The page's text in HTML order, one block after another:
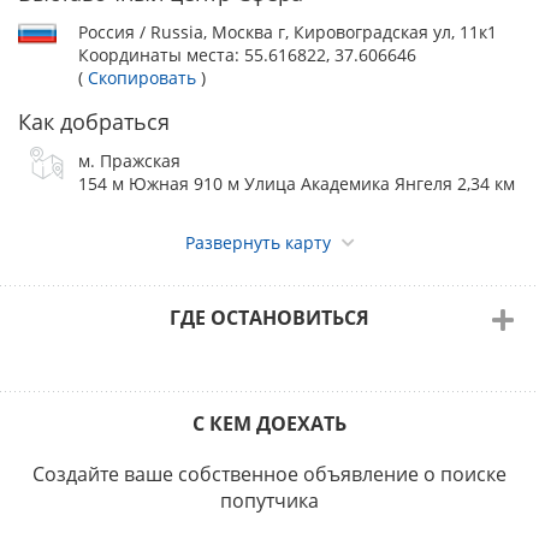
ШИ-ТЦУ ранг КЧК в КК – эксперт VICTOR ROMAN SANTOS
(Филиппины)
и породам:
САС 1 группы – Ольга Раннамяги, Елена Балажович
САС 9 группы – Александр Топорков
Ольга Раннамяги – 9 группа
Принимаются пожелания!
Согласно Выставочному положению РКФ, организаторы
оставляют за собой право замены эксперта.
Стоимость целевого выставочного взноса:
Россия / Russia, Москва г, Кировоградская ул, 11к1
Координаты места: 55.616822, 37.606646
( Скопировать )
Как добраться
м. Пражская
154 м Южная 910 м Улица Академика Янгеля 2,34 км
Развернуть карту
ГДЕ ОСТАНОВИТЬСЯ
С КЕМ ДОЕХАТЬ
Создайте ваше собственное объявление о поиске
попутчика